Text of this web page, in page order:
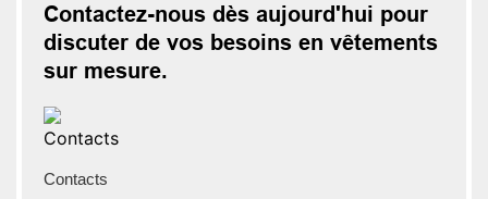
Contactez-nous dès aujourd'hui pour
discuter de vos besoins en vêtements
sur mesure.
Contacts